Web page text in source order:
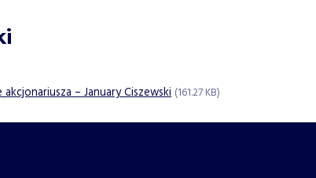
– January Ciszewski (161.27 KB)